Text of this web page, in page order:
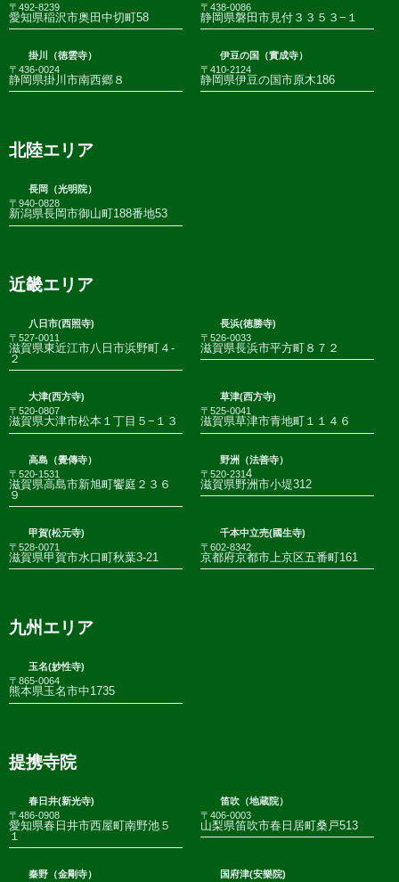
〒492-8239
愛知県稲沢市奥田中切町58
〒438-0086
静岡県磐田市見付３３５３−１
掛川（徳雲寺）
〒436-0024
静岡県掛川市南西郷８
伊豆の国（實成寺）
〒410-2124
静岡県伊豆の国市原木186
北陸エリア
長岡（光明院）
〒940-0828
新潟県長岡市御山町188番地53
近畿エリア
八日市(西照寺)
〒527-0011
滋賀県東近江市八日市浜野町４-
２
長浜(徳勝寺)
〒526-0033
滋賀県長浜市平方町８７２
大津(西方寺)
〒520-0807
滋賀県大津市松本１丁目５−１３
草津(西方寺)
〒525-0041
滋賀県草津市青地町１１４６
高島（覺傳寺）
〒520-1531
滋賀県高島市新旭町饗庭２３６
９
野洲（法善寺）
〒520-2314
滋賀県野洲市小堤312
甲賀(松元寺)
〒528-0071
滋賀県甲賀市水口町秋葉3-21
千本中立売(國生寺)
〒602-8342
京都府京都市上京区五番町161
九州エリア
玉名(妙性寺)
〒865-0064
熊本県玉名市中1735
提携寺院
春日井(新光寺)
〒486-0908
愛知県春日井市西屋町南野池５
１
笛吹（地蔵院）
〒406-0003
山梨県笛吹市春日居町桑戸513
秦野（金剛寺）
国府津(安樂院)